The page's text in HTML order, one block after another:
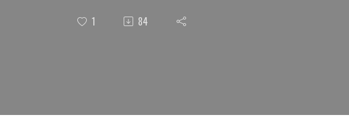
1 84